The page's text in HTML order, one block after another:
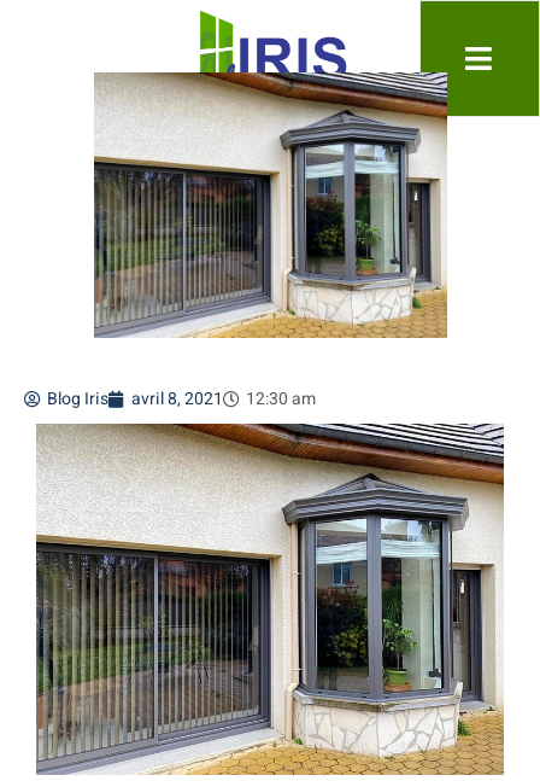
Blog Iris avril 8, 2021 12:30 am